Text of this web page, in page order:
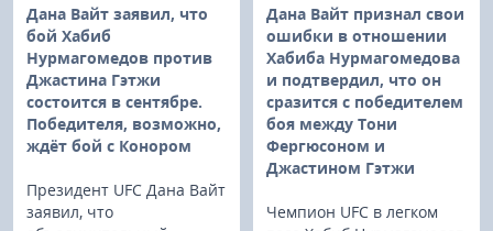
Дана Вайт заявил, что
бой Хабиб
Нурмагомедов против
Джастина Гэтжи
состоится в сентябре.
Победителя, возможно,
ждёт бой с Конором
Президент UFC Дана Вайт
заявил, что
Дана Вайт признал свои
ошибки в отношении
Хабиба Нурмагомедова
и подтвердил, что он
сразится с победителем
боя между Тони
Фергюсоном и
Джастином Гэтжи
Чемпион UFC в легком
UFC и MMA
Муай тай